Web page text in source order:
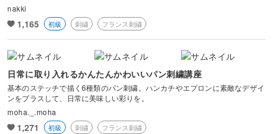
nakki
1,165 初級 刺繍 フランス刺繍
日常に取り入れるかんたんかわいいパン刺繍講座
基本のステッチで描く6種類のパン刺繍。ハンカチやエプロンに素敵なデザイ
ンをプラスして、日常に美味しい彩りを。
moha._.moha
1,271 初級 刺繍 フランス刺繍